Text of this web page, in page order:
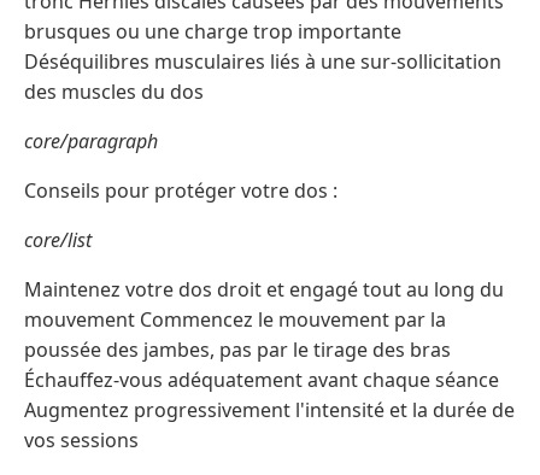
brusques ou une charge trop importante
Déséquilibres musculaires liés à une sur-sollicitation
des muscles du dos
core/paragraph
Conseils pour protéger votre dos :
core/list
Maintenez votre dos droit et engagé tout au long du
mouvement Commencez le mouvement par la
poussée des jambes, pas par le tirage des bras
Échauffez-vous adéquatement avant chaque séance
Augmentez progressivement l'intensité et la durée de
vos sessions